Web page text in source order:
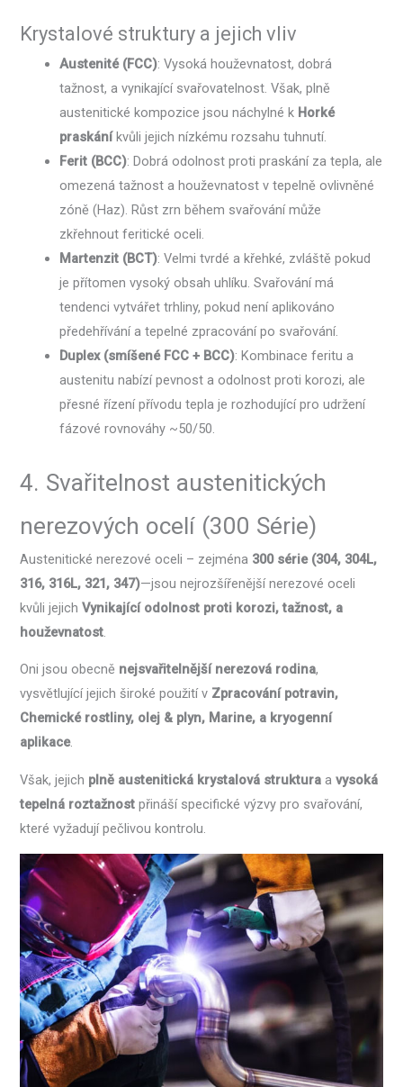
Krystalové struktury a jejich vliv
Austenité (FCC): Vysoká houževnatost, dobrá
tažnost, a vynikající svařovatelnost. Však, plně
austenitické kompozice jsou náchylné k Horké
praskáníkvůli jejich nízkému rozsahu tuhnutí.
Ferit (BCC): Dobrá odolnost proti praskání za tepla, ale
omezená tažnost a houževnatost v tepelně ovlivněné
zóně (Haz). Růst zrn během svařování může
zkřehnout feritické oceli.
Martenzit (BCT): Velmi tvrdé a křehké, zvláště pokud
je přítomen vysoký obsah uhlíku. Svařování má
tendenci vytvářet trhliny, pokud není aplikováno
předehřívání a tepelné zpracování po svařování.
Duplex (smíšené FCC + BCC): Kombinace feritu a
austenitu nabízí pevnost a odolnost proti korozi, ale
přesné řízení přívodu tepla je rozhodující pro udržení
fázové rovnováhy ~50/50.
4. Svařitelnost austenitických
nerezových ocelí (300 Série)
Austenitické nerezové oceli – zejména 300 série (304, 304L,
316, 316L, 321, 347)—jsou nejrozšířenější nerezové oceli
kvůli jejichVynikající odolnost proti korozi, tažnost, a
houževnatost
Oni jsou obecně nejsvařitelnější nerezová rodina,
vysvětlující jejich široké použití v Zpracování potravin,
Chemické rostliny, olej & plyn, Marine, a kryogenní
aplikace.
Však, jejich plně austenitická krystalová struktura avysoká
tepelná roztažnost přináší specifické výzvy pro svařování,
které vyžadují pečlivou kontrolu.